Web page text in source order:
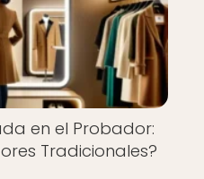
en el Probador:
Tradicionales?